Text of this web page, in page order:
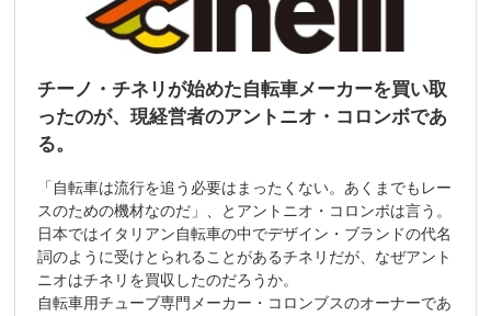
チーノ・チネリが始めた自転車メーカーを買い取
ったのが、現経営者のアントニオ・コロンボであ
る。
「自転車は流行を追う必要はまったくない。あくまでもレー
スのための機材なのだ」、とアントニオ・コロンボは言う。
日本ではイタリアン自転車の中でデザイン・ブランドの代名
詞のように受けとられることがあるチネリだが、なぜアント
ニオはチネリを買収したのだろうか。
自転車用チューブ専門メーカー・コロンブスのオーナーであ